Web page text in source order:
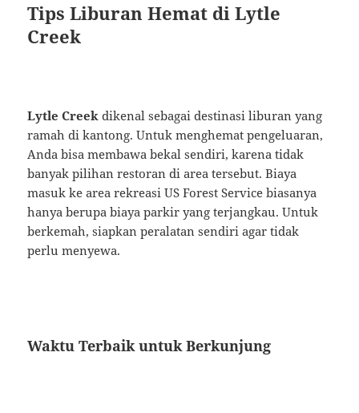
Tips Liburan Hemat di Lytle
Creek
Lytle Creek dikenal sebagai destinasi liburan yang
ramah di kantong. Untuk menghemat pengeluaran,
Anda bisa membawa bekal sendiri, karena tidak
banyak pilihan restoran di area tersebut. Biaya
masuk ke area rekreasi US Forest Service biasanya
hanya berupa biaya parkir yang terjangkau. Untuk
berkemah, siapkan peralatan sendiri agar tidak
perlu menyewa.
Waktu Terbaik untuk Berkunjung